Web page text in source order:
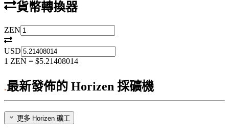
貨幣轉換器
ZEN
USD
1 ZEN = $5.21408014
最新發佈的 Horizen 採礦機
更多 Horizen 礦工